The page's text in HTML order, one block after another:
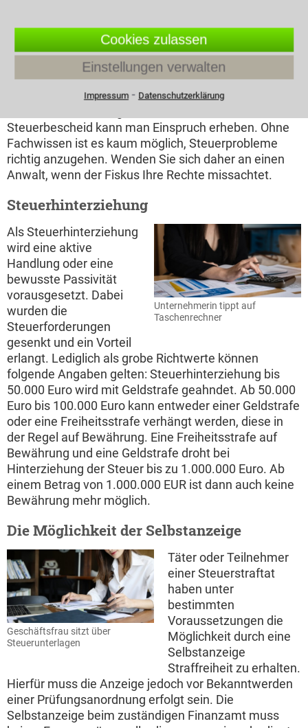
Steuerbescheid erstellt
und zugeschickt. Der
Steuerbescheid teilt Ihnen mit, was Sie für das Jahr
an Steuern zu entrichten haben, bzw. ob Sie evtl. zu
viel gezahlt haben und daher mit einer Erstattung
Steuerbescheid kann man Einspruch erheben. Ohne
Fachwissen ist es kaum möglich, Steuerprobleme
richtig anzugehen. Wenden Sie sich daher an einen
Anwalt, wenn der Fiskus Ihre Rechte missachtet.
Steuerhinterziehung
Unternehmerin tippt auf
Taschenrechner
Als Steuerhinterziehung
wird eine aktive
Handlung oder eine
bewusste Passivität
vorausgesetzt. Dabei
wurden die
Steuerforderungen
gesenkt und ein Vorteil
erlangt. Lediglich als grobe Richtwerte können
folgende Angaben gelten: Steuerhinterziehung bis
50.000 Euro wird mit Geldstrafe geahndet. Ab 50.000
Euro bis 100.000 Euro kann entweder einer Geldstrafe
oder eine Freiheitsstrafe verhängt werden, diese in
der Regel auf Bewährung. Eine Freiheitsstrafe auf
Bewährung und eine Geldstrafe droht bei
Hinterziehung der Steuer bis zu 1.000.000 Euro. Ab
einem Betrag von 1.000.000 EUR ist dann auch keine
Bewährung mehr möglich.
Die Möglichkeit der Selbstanzeige
Geschäftsfrau sitzt über
Steuerunterlagen
Täter oder Teilnehmer
einer Steuerstraftat
haben unter
bestimmten
Voraussetzungen die
Möglichkeit durch eine
Selbstanzeige
Straffreiheit zu erhalten.
Hierfür muss die Anzeige jedoch vor Bekanntwerden
einer Prüfungsanordnung erfolgt sein. Die
Selbstanzeige beim zuständigen Finanzamt muss
Cookies zulassen
Einstellungen verwalten
Impressum⁃ Datenschutzerklärung